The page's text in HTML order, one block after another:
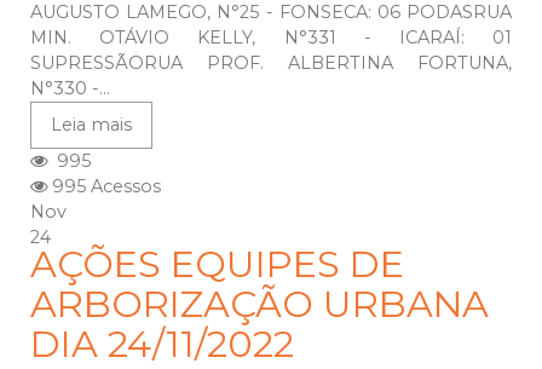
AUGUSTO LAMEGO, N°25 - FONSECA: 06 PODASRUA
MIN. OTÁVIO KELLY, N°331 - ICARAÍ: 01
SUPRESSÃORUA PROF. ALBERTINA FORTUNA,
N°330 -...
Leia mais
995
995 Acessos
Nov
24
AÇÕES EQUIPES DE
ARBORIZAÇÃO URBANA
DIA 24/11/2022